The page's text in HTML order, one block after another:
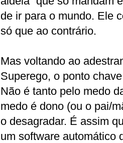
de ir para o mundo. Ele
só que ao contrário.
Mas voltando ao
Superego, o ponto
Não é tanto pelo medo
medo é dono (ou o pai/
o desagradar. É assim
um software automático